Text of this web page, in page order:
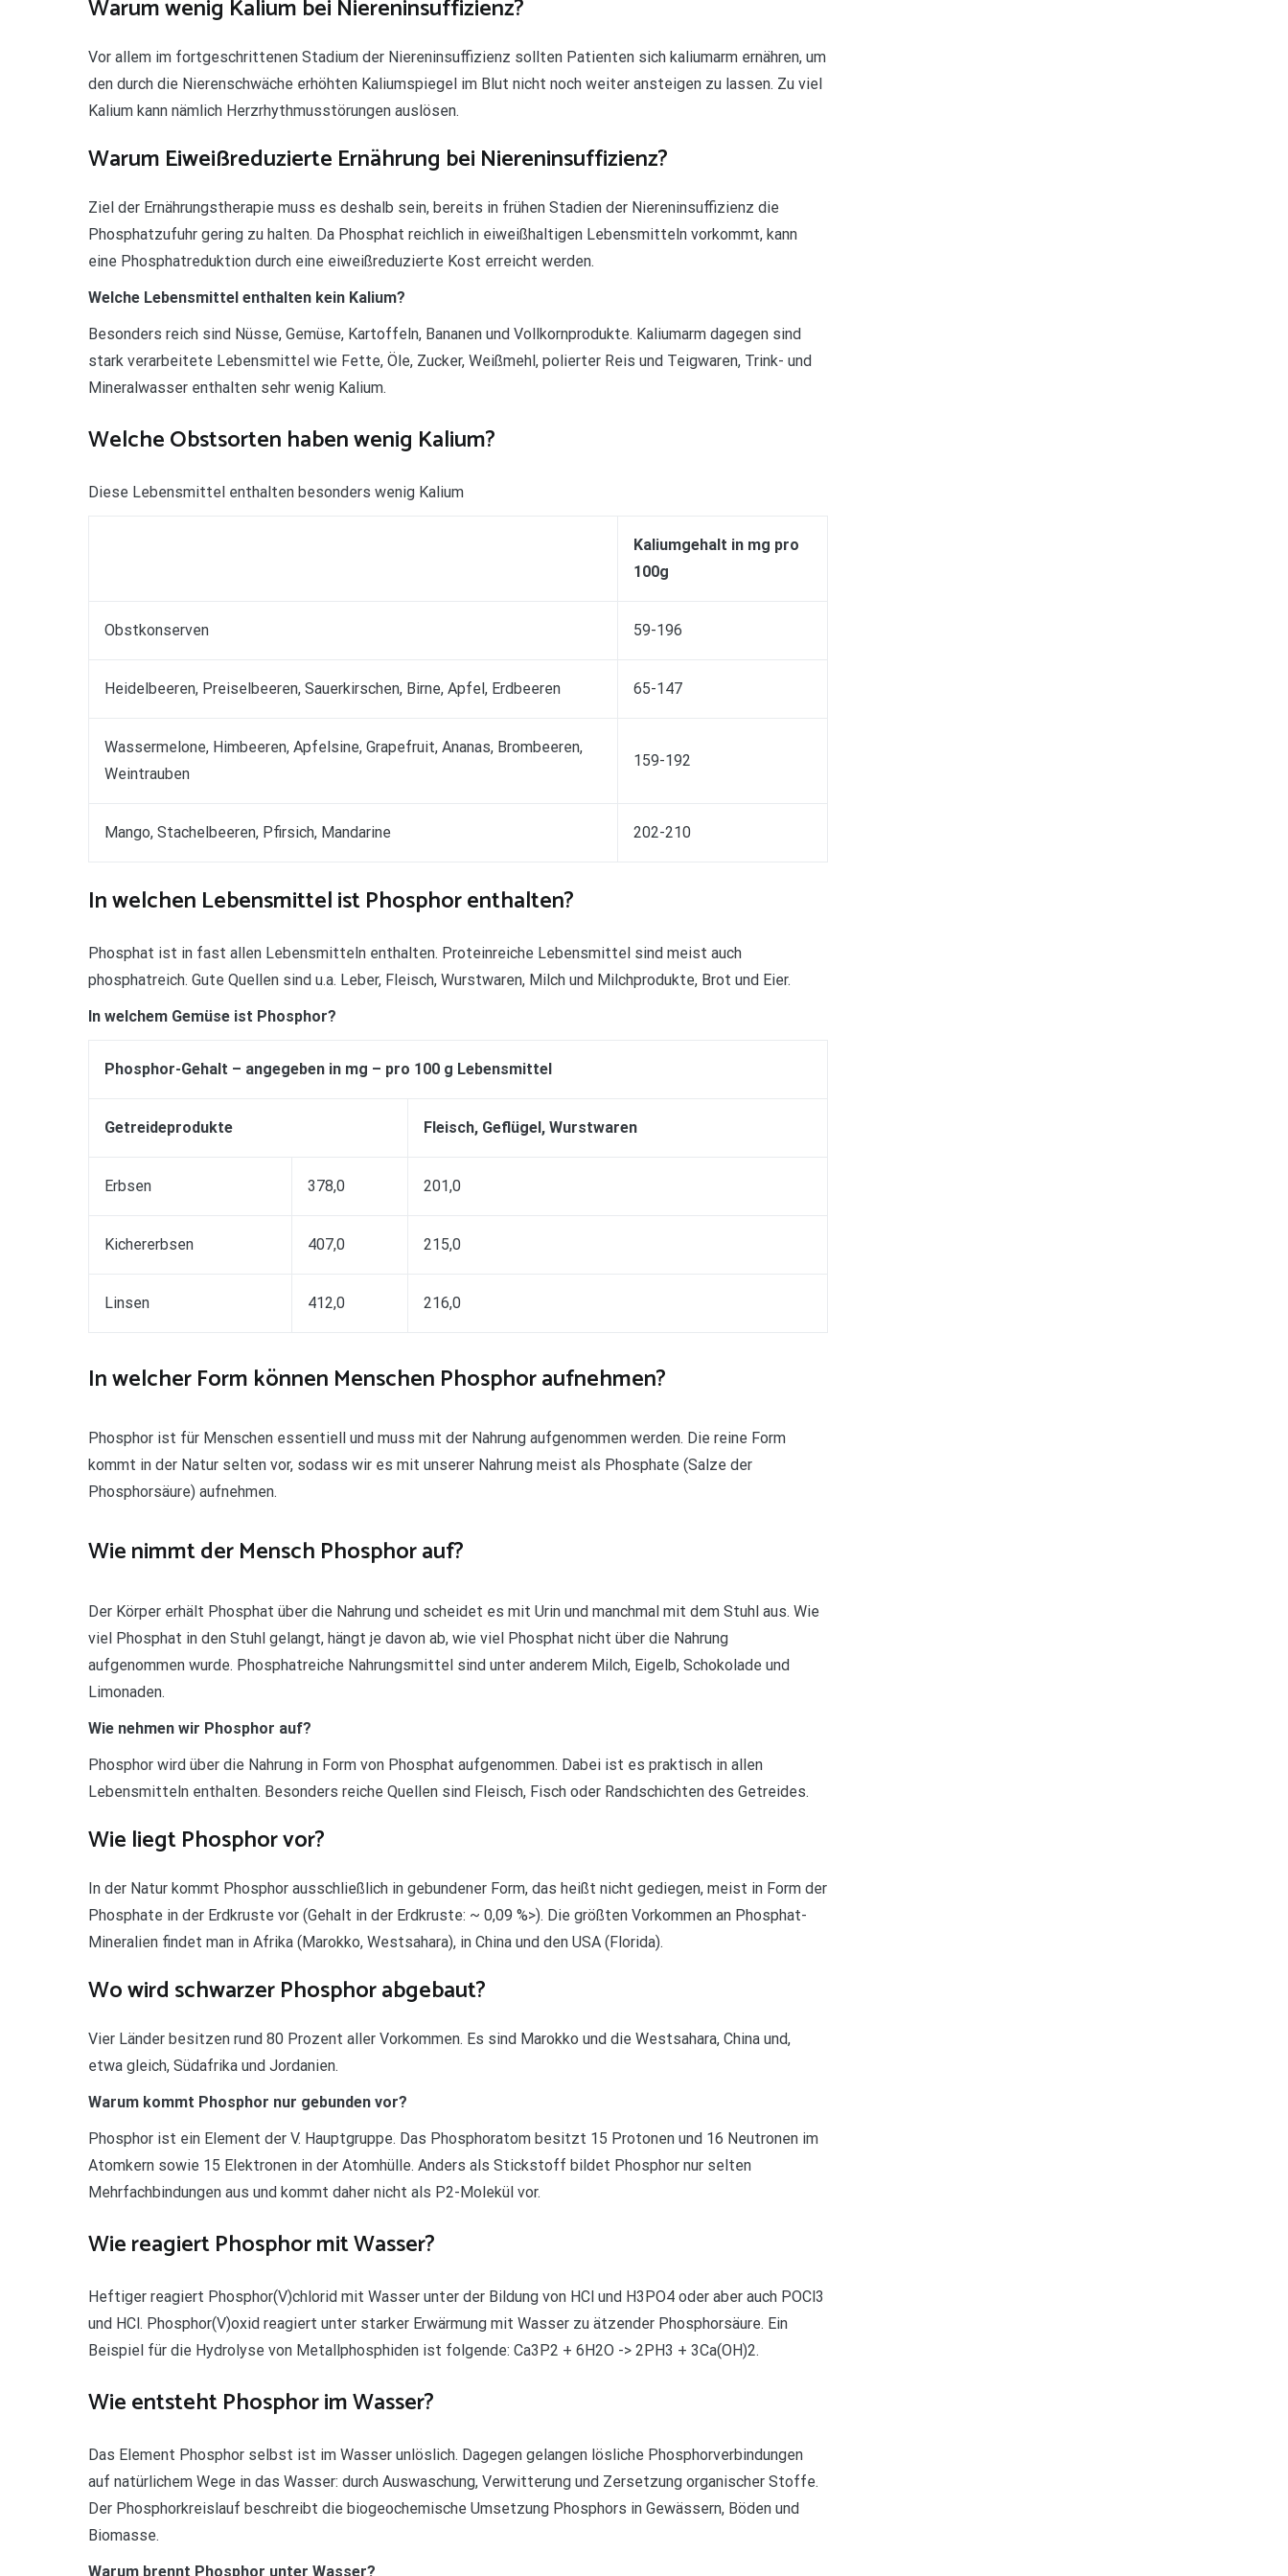
Warum wenig Kalium bei Niereninsuffizienz?
Vor allem im fortgeschrittenen Stadium der Niereninsuffizienz sollten Patienten sich kaliumarm ernähren, um
den durch die Nierenschwäche erhöhten Kaliumspiegel im Blut nicht noch weiter ansteigen zu lassen. Zu viel
Kalium kann nämlich Herzrhythmusstörungen auslösen.
Warum Eiweißreduzierte Ernährung bei Niereninsuffizienz?
Ziel der Ernährungstherapie muss es deshalb sein, bereits in frühen Stadien der Niereninsuffizienz die
Phosphatzufuhr gering zu halten. Da Phosphat reichlich in eiweißhaltigen Lebensmitteln vorkommt, kann
eine Phosphatreduktion durch eine eiweißreduzierte Kost erreicht werden.
Welche Lebensmittel enthalten kein Kalium?
Besonders reich sind Nüsse, Gemüse, Kartoffeln, Bananen und Vollkornprodukte. Kaliumarm dagegen sind
stark verarbeitete Lebensmittel wie Fette, Öle, Zucker, Weißmehl, polierter Reis und Teigwaren, Trink- und
Mineralwasser enthalten sehr wenig Kalium.
Welche Obstsorten haben wenig Kalium?
Diese Lebensmittel enthalten besonders wenig Kalium
Kaliumgehalt in mg pro
100g
Obstkonserven 59-196
Heidelbeeren, Preiselbeeren, Sauerkirschen, Birne, Apfel, Erdbeeren 65-147
Wassermelone, Himbeeren, Apfelsine, Grapefruit, Ananas, Brombeeren,
Weintrauben
159-192
Mango, Stachelbeeren, Pfirsich, Mandarine 202-210
In welchen Lebensmittel ist Phosphor enthalten?
Phosphat ist in fast allen Lebensmitteln enthalten. Proteinreiche Lebensmittel sind meist auch
phosphatreich. Gute Quellen sind u.a. Leber, Fleisch, Wurstwaren, Milch und Milchprodukte, Brot und Eier.
In welchem Gemüse ist Phosphor?
Phosphor-Gehalt – angegeben in mg – pro 100 g Lebensmittel
Getreideprodukte Fleisch, Geflügel, Wurstwaren
Erbsen 378,0 201,0
Kichererbsen 407,0 215,0
Linsen 412,0 216,0
In welcher Form können Menschen Phosphor aufnehmen?
Phosphor ist für Menschen essentiell und muss mit der Nahrung aufgenommen werden. Die reine Form
kommt in der Natur selten vor, sodass wir es mit unserer Nahrung meist als Phosphate (Salze der
Phosphorsäure) aufnehmen.
Wie nimmt der Mensch Phosphor auf?
Der Körper erhält Phosphat über die Nahrung und scheidet es mit Urin und manchmal mit dem Stuhl aus. Wie
viel Phosphat in den Stuhl gelangt, hängt je davon ab, wie viel Phosphat nicht über die Nahrung
aufgenommen wurde. Phosphatreiche Nahrungsmittel sind unter anderem Milch, Eigelb, Schokolade und
Limonaden.
Wie nehmen wir Phosphor auf?
Phosphor wird über die Nahrung in Form von Phosphat aufgenommen. Dabei ist es praktisch in allen
Lebensmitteln enthalten. Besonders reiche Quellen sind Fleisch, Fisch oder Randschichten des Getreides.
Wie liegt Phosphor vor?
In der Natur kommt Phosphor ausschließlich in gebundener Form, das heißt nicht gediegen, meist in Form der
Phosphate in der Erdkruste vor (Gehalt in der Erdkruste: ~ 0,09 %>). Die größten Vorkommen an Phosphat-
Mineralien findet man in Afrika (Marokko, Westsahara), in China und den USA (Florida).
Wo wird schwarzer Phosphor abgebaut?
Vier Länder besitzen rund 80 Prozent aller Vorkommen. Es sind Marokko und die Westsahara, China und,
etwa gleich, Südafrika und Jordanien.
Warum kommt Phosphor nur gebunden vor?
Phosphor ist ein Element der V. Hauptgruppe. Das Phosphoratom besitzt 15 Protonen und 16 Neutronen im
Atomkern sowie 15 Elektronen in der Atomhülle. Anders als Stickstoff bildet Phosphor nur selten
Mehrfachbindungen aus und kommt daher nicht als P2-Molekül vor.
Wie reagiert Phosphor mit Wasser?
Heftiger reagiert Phosphor(V)chlorid mit Wasser unter der Bildung von HCl und H3PO4 oder aber auch POCl3
und HCl. Phosphor(V)oxid reagiert unter starker Erwärmung mit Wasser zu ätzender Phosphorsäure. Ein
Beispiel für die Hydrolyse von Metallphosphiden ist folgende: Ca3P2 + 6H2O -> 2PH3 + 3Ca(OH)2.
Wie entsteht Phosphor im Wasser?
Das Element Phosphor selbst ist im Wasser unlöslich. Dagegen gelangen lösliche Phosphorverbindungen
auf natürlichem Wege in das Wasser: durch Auswaschung, Verwitterung und Zersetzung organischer Stoffe.
Der Phosphorkreislauf beschreibt die biogeochemische Umsetzung Phosphors in Gewässern, Böden und
Biomasse.
Warum brennt Phosphor unter Wasser?